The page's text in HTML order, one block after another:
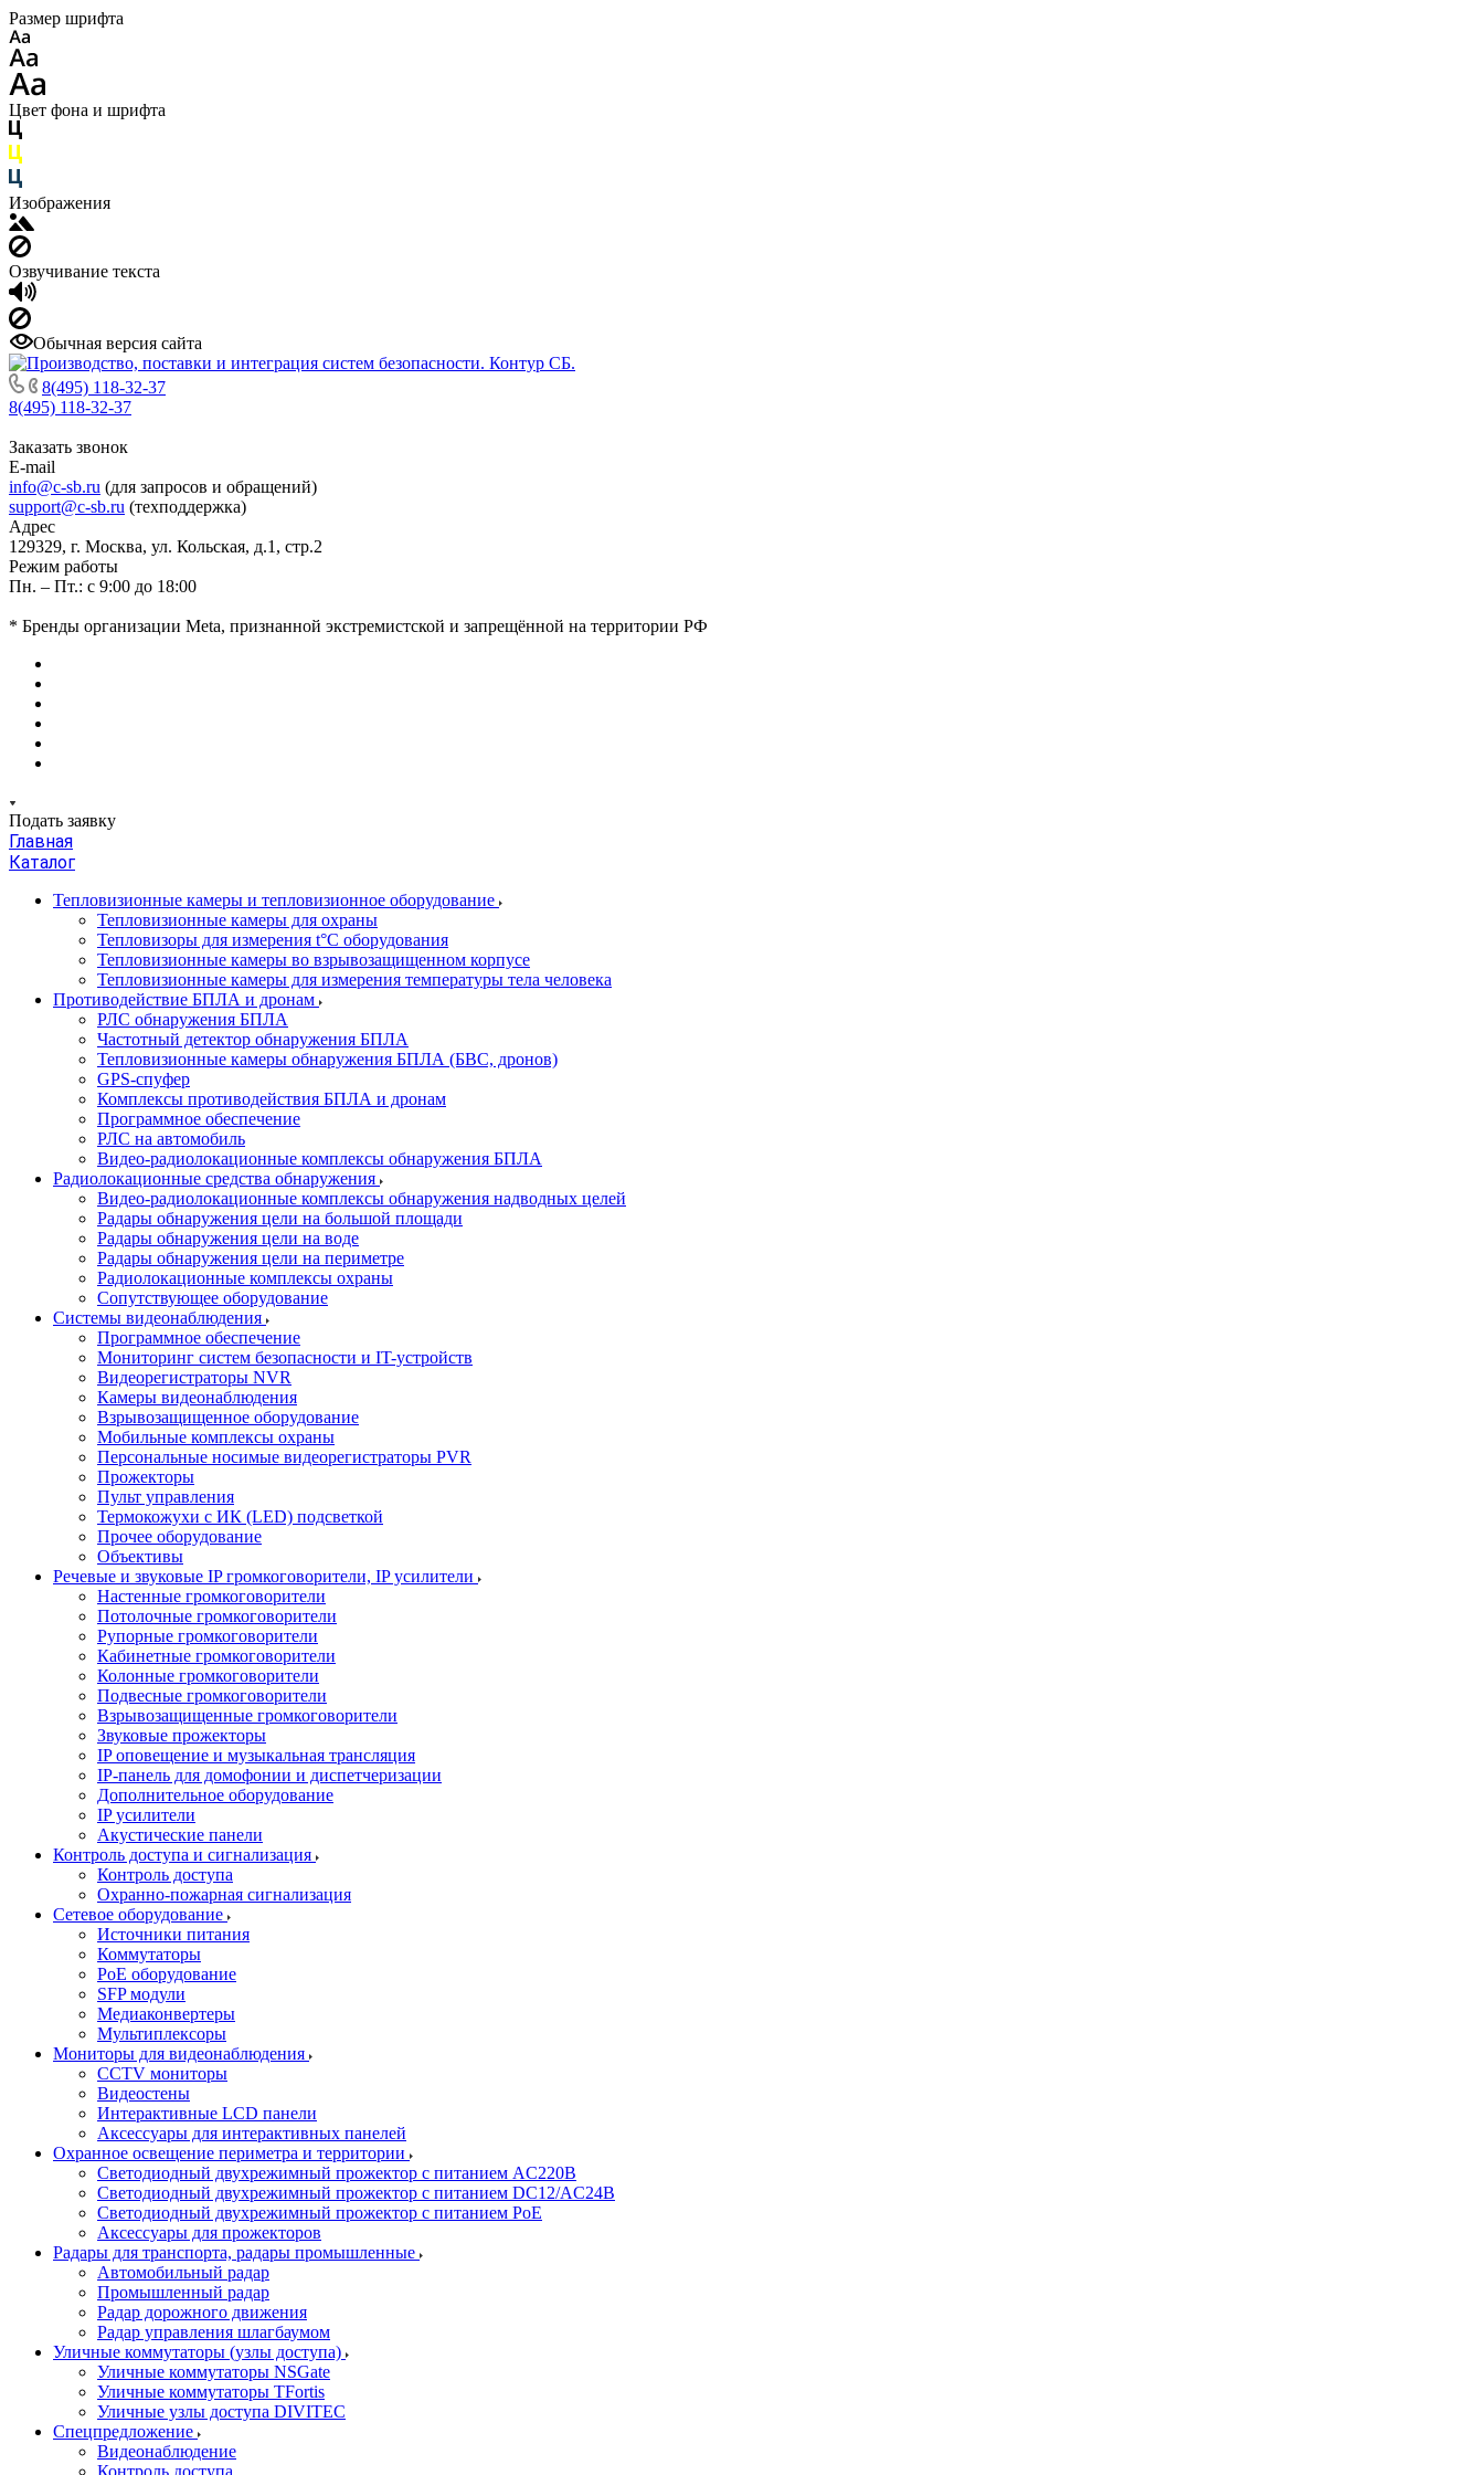
Размер шрифта
Цвет фона и шрифта
Изображения
Озвучивание текста
Обычная версия сайта
8(495) 118-32-37
8(495) 118-32-37
Заказать звонок
E-mail
info@c-sb.ru (для запросов и обращений)
support@c-sb.ru (техподдержка)
Адрес
129329, г. Москва, ул. Кольская, д.1, стр.2
Режим работы
Пн. – Пт.: с 9:00 до 18:00
* Бренды организации Meta, признанной экстремистской и запрещённой на территории РФ
Подать заявку
Главная
Каталог
Тепловизионные камеры и тепловизионное оборудование
Тепловизионные камеры для охраны
Тепловизоры для измерения t°С оборудования
Тепловизионные камеры во взрывозащищенном корпусе
Тепловизионные камеры для измерения температуры тела человека
Противодействие БПЛА и дронам
РЛС обнаружения БПЛА
Частотный детектор обнаружения БПЛА
Тепловизионные камеры обнаружения БПЛА (БВС, дронов)
GPS-спуфер
Комплексы противодействия БПЛА и дронам
Программное обеспечение
РЛС на автомобиль
Видео-радиолокационные комплексы обнаружения БПЛА
Радиолокационные средства обнаружения
Видео-радиолокационные комплексы обнаружения надводных целей
Радары обнаружения цели на большой площади
Радары обнаружения цели на воде
Радары обнаружения цели на периметре
Радиолокационные комплексы охраны
Сопутствующее оборудование
Системы видеонаблюдения
Программное обеспечение
Мониторинг систем безопасности и IT-устройств
Видеорегистраторы NVR
Камеры видеонаблюдения
Взрывозащищенное оборудование
Мобильные комплексы охраны
Персональные носимые видеорегистраторы PVR
Прожекторы
Пульт управления
Термокожухи с ИК (LED) подсветкой
Прочее оборудование
Объективы
Речевые и звуковые IP громкоговорители, IP усилители
Настенные громкоговорители
Потолочные громкоговорители
Рупорные громкоговорители
Кабинетные громкоговорители
Колонные громкоговорители
Подвесные громкоговорители
Взрывозащищенные громкоговорители
Звуковые прожекторы
IP оповещение и музыкальная трансляция
IP-панель для домофонии и диспетчеризации
Дополнительное оборудование
IP усилители
Акустические панели
Контроль доступа и сигнализация
Контроль доступа
Охранно-пожарная сигнализация
Сетевое оборудование
Источники питания
Коммутаторы
PoE оборудование
SFP модули
Медиаконвертеры
Мультиплексоры
Мониторы для видеонаблюдения
CCTV мониторы
Видеостены
Интерактивные LCD панели
Аксессуары для интерактивных панелей
Охранное освещение периметра и территории
Светодиодный двухрежимный прожектор с питанием AC220В
Светодиодный двухрежимный прожектор с питанием DC12/AC24В
Светодиодный двухрежимный прожектор с питанием PoE
Аксессуары для прожекторов
Радары для транспорта, радары промышленные
Автомобильный радар
Промышленный радар
Радар дорожного движения
Радар управления шлагбаумом
Уличные коммутаторы (узлы доступа)
Уличные коммутаторы NSGate
Уличные коммутаторы TFortis
Уличные узлы доступа DIVITEC
Спецпредложение
Видеонаблюдение
Контроль доступа